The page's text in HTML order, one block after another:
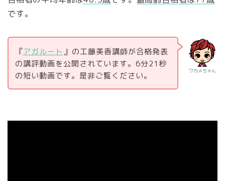
です。
ワカメちゃん
『アガルート 』の工藤美香講師が合格発表
の講評動画を公開されています。6分21秒
の短い動画です。是非ご覧ください。